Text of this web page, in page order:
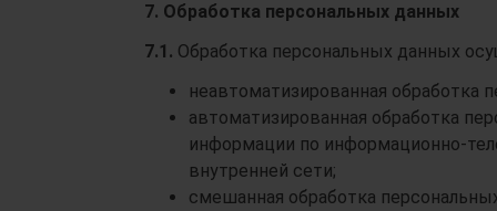
7. Обработка персональных данных
7.1. Обработка персональных данных
неавтоматизированная обработка
автоматизированная обработка
информации по информационно-
внутренней сети;
смешанная обработка